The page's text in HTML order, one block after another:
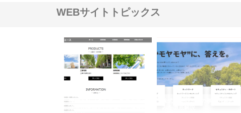
WEBサイトトピックス
イトが提供する充実した情報内
株式会社ＣＳＡの事業内容と強